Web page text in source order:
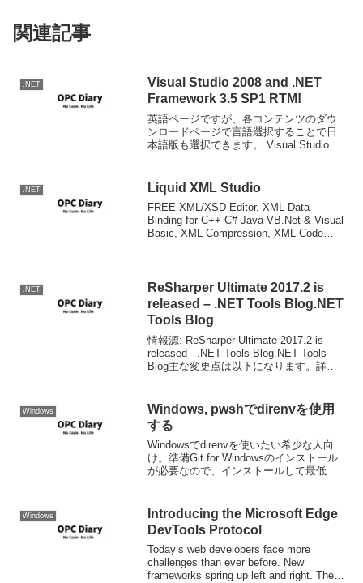
関連記事
.NET
Visual Studio 2008 and .NET
Framework 3.5 SP1 RTM!
英語ページですが、各コンテンツのダウ
ンロードページで言語選択することで日
本語版も選択できます。 Visual Studio
.NET Liquid XML Studio
FREE XML/XSD Editor, XML Data
Binding for C++ C# Java VB.Net & Visual
Basic, XML Compression, XML Code
.NET
ReSharper Ultimate 2017.2 is
released – .NET Tools Blog.NET
Tools Blog
情報源: ReSharper Ultimate 2017.2 is
released - .NET Tools Blog.NET Tools
Blog主な変更点は以下になります。詳
Windows
Windows, pwshでdirenvを使用
する
Windowsでdirenvを使いたい希少な人向
け。準備Git for Windowsのインストール
が必要なので、インストールして最低限
に以下を...
Windows
Introducing the Microsoft Edge
DevTools Protocol
Today’s web developers face more
challenges than ever before. New
frameworks spring up left and right. The